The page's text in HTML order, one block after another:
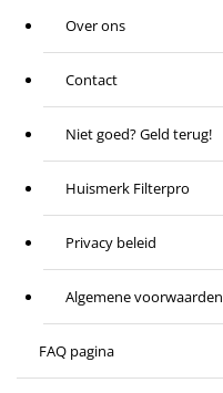
Over ons
Contact
Niet goed? Geld terug!
Huismerk Filterpro
Privacy beleid
Algemene voorwaarden
FAQ pagina